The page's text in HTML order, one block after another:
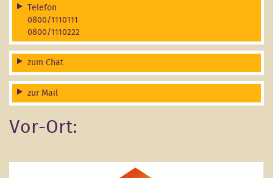
Telefon
0800/1110111
0800/1110222
zum Chat
zur Mail
Vor-Ort: